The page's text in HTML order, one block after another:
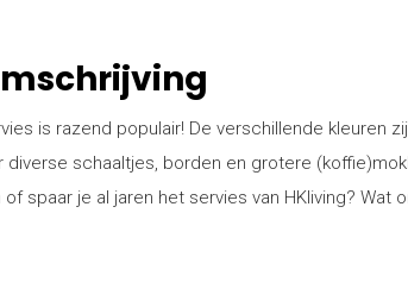
is razend populair! De verschillende kleuren
diverse schaaltjes, borden en grotere
spaar je al jaren het servies van HKliving? Wat